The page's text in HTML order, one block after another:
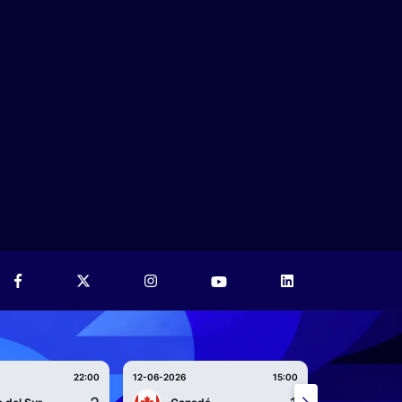
22:00 12-06-2026 15:00